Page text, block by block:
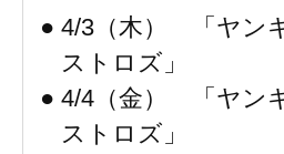
● 4/3（木） 「ヤン
ストロズ」
● 4/4（金） 「ヤン
ストロズ」